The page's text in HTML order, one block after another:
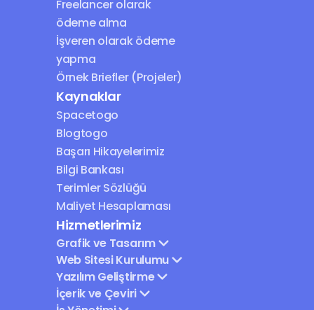
Freelancer olarak
ödeme alma
İşveren olarak ödeme
yapma
Örnek Briefler (Projeler)
Kaynaklar
Spacetogo
Blogtogo
Başarı Hikayelerimiz
Bilgi Bankası
Terimler Sözlüğü
Maliyet Hesaplaması
Hizmetlerimiz
Grafik ve Tasarım
Web Sitesi Kurulumu
Yazılım Geliştirme
İçerik ve Çeviri